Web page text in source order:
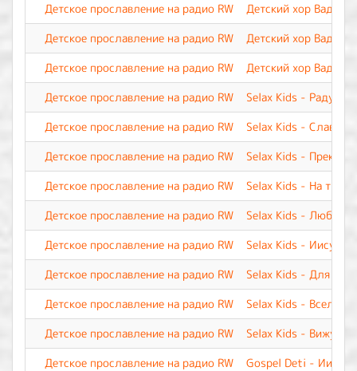
Детское прославление на радио RW
Детский хор
Детское прославление на радио RW
Детский хор Вадима
Детское прославление на радио RW
Детский хор Вадима
Детское прославление на радио RW
Selax Kids - Радуюсь
Детское прославление на радио RW
Selax Kids - Славь
Детское прославление на радио RW
Selax Kids -
Детское прославление на радио RW
Selax Kids - На
Детское прославление на радио RW
Selax Kids - Люблю
Детское прославление на радио RW
Selax Kids - Иисус,
Детское прославление на радио RW
Selax Kids - Для
Детское прославление на радио RW
Selax Kids -
Детское прославление на радио RW
Selax Kids - Вижу я
Детское прославление на радио RW
Gospel Deti -